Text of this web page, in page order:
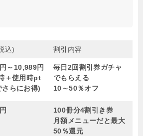
込) 割引内容
～10,989円
＋使用時pt
さらにお得)
毎日2回割引券ガチャ
でもらえる
10～50％オフ
100冊分4割引き券
月額メニューだと最大
50％還元